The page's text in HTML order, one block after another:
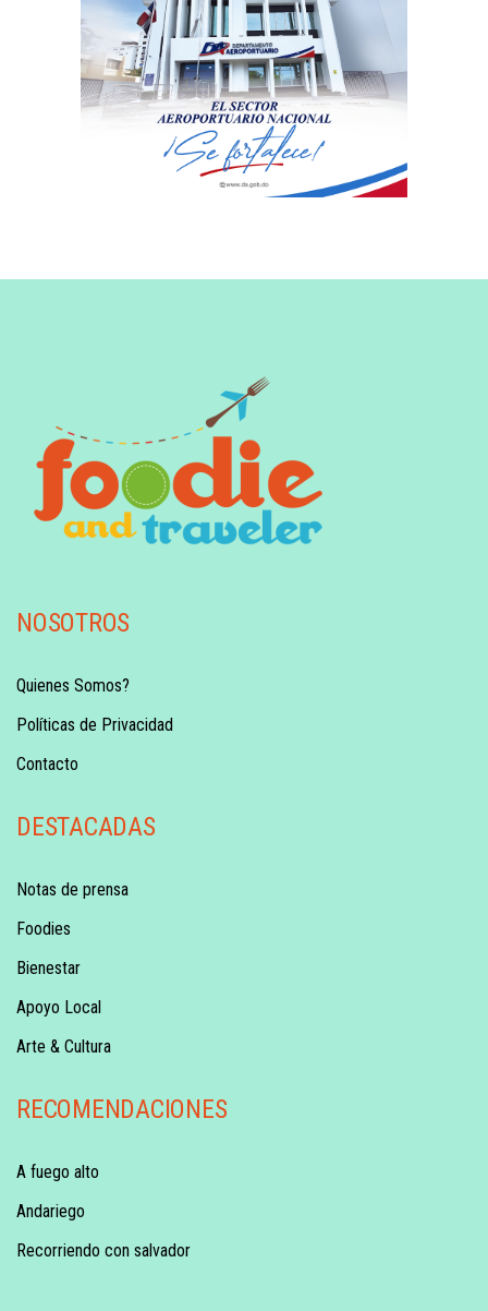
NOSOTROS
Quienes Somos?
Políticas de Privacidad
Contacto
DESTACADAS
Notas de prensa
Foodies
Bienestar
Apoyo Local
Arte & Cultura
RECOMENDACIONES
A fuego alto
Andariego
Recorriendo con salvador